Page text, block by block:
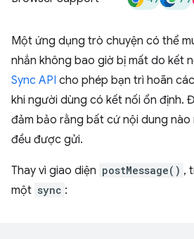
Một ứng dụng trò chuyện có thể
nhắn không bao giờ bị mất do kết
Sync API cho phép bạn trì hoãn
khi người dùng có kết nối ổn định.
đảm bảo rằng bất cứ nội dung
đều được gửi.
Thay vì giao diện postMessage() ,
một sync :